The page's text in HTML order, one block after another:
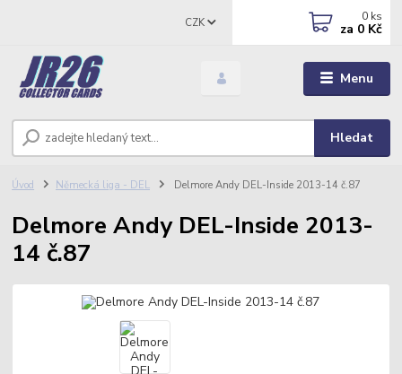
Menu
CZK
Hledat
0 ks
za 0 Kč
Úvod Německá liga - DEL Delmore Andy DEL-Inside 2013-14 č.87
Delmore Andy DEL-Inside 2013-
14 č.87